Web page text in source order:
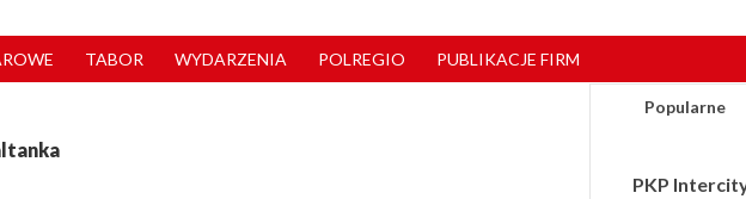
TABOR WYDARZENIA POLREGIO PUBLIKACJE FIRM
Popularne
PKP